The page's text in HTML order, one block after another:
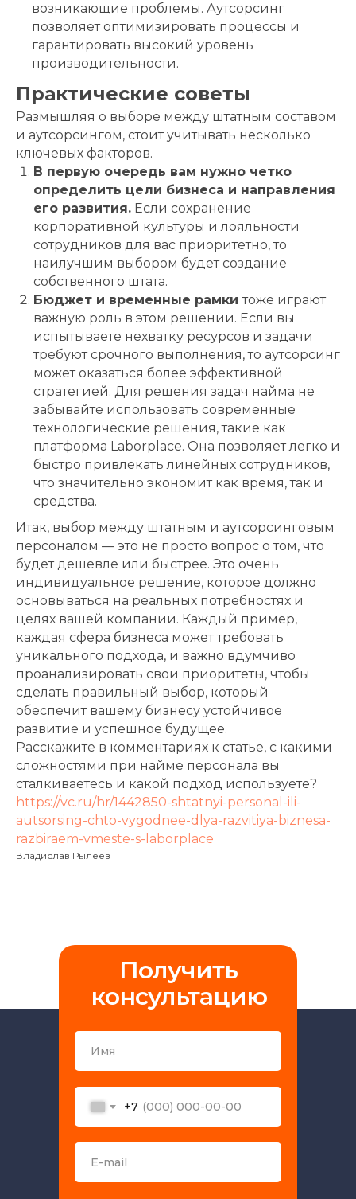
возникающие проблемы. Аутсорсинг
позволяет оптимизировать процессы и
гарантировать высокий уровень
производительности.
Практические советы
Размышляя о выборе между штатным составом
и аутсорсингом, стоит учитывать несколько
ключевых факторов.
В первую очередь вам нужно четко
определить цели бизнеса и направления
его развития. Если сохранение
корпоративной культуры и лояльности
сотрудников для вас приоритетно, то
наилучшим выбором будет создание
собственного штата.
Бюджет и временные рамкитоже играют
важную роль в этом решении. Если вы
испытываете нехватку ресурсов и задачи
требуют срочного выполнения, то аутсорсинг
может оказаться более эффективной
стратегией. Для решения задач найма не
забывайте использовать современные
технологические решения, такие как
платформа Laborplace. Она позволяет легко и
быстро привлекать линейных сотрудников,
что значительно экономит как время, так и
средства.
Итак, выбор между штатным и аутсорсинговым
персоналом — это не просто вопрос о том, что
будет дешевле или быстрее. Это очень
индивидуальное решение, которое должно
основываться на реальных потребностях и
целях вашей компании. Каждый пример,
каждая сфера бизнеса может требовать
уникального подхода, и важно вдумчиво
проанализировать свои приоритеты, чтобы
сделать правильный выбор, который
обеспечит вашему бизнесу устойчивое
развитие и успешное будущее.
Расскажите в комментариях к статье, с какими
сложностями при найме персонала вы
сталкиваетесь и какой подход используете?
https://vc.ru/hr/1442850-shtatnyi-personal-ili-
autsorsing-chto-vygodnee-dlya-razvitiya-biznesa-
razbiraem-vmeste-s-laborplace
Владислав Рылеев
Получить
консультацию
+7